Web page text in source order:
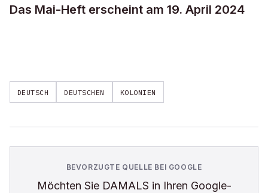
Das Mai-Heft erscheint am 19. April 2024
DEUTSCH DEUTSCHEN KOLONIEN
BEVORZUGTE QUELLE BEI GOOGLE
Möchten Sie DAMALS in Ihren Google-